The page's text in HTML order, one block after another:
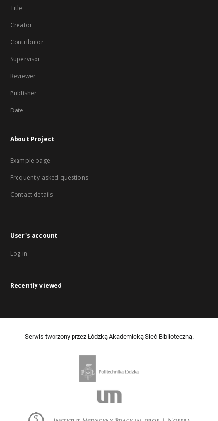
Title
Creator
Contributor
Supervisor
Reviewer
Publisher
Date
About Project
Example page
Frequently asked questions
Contact details
User's account
Log in
Recently viewed
Serwis tworzony przez Łódzką Akademicką Sieć Biblioteczną.